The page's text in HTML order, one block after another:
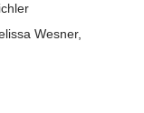
Wesner,